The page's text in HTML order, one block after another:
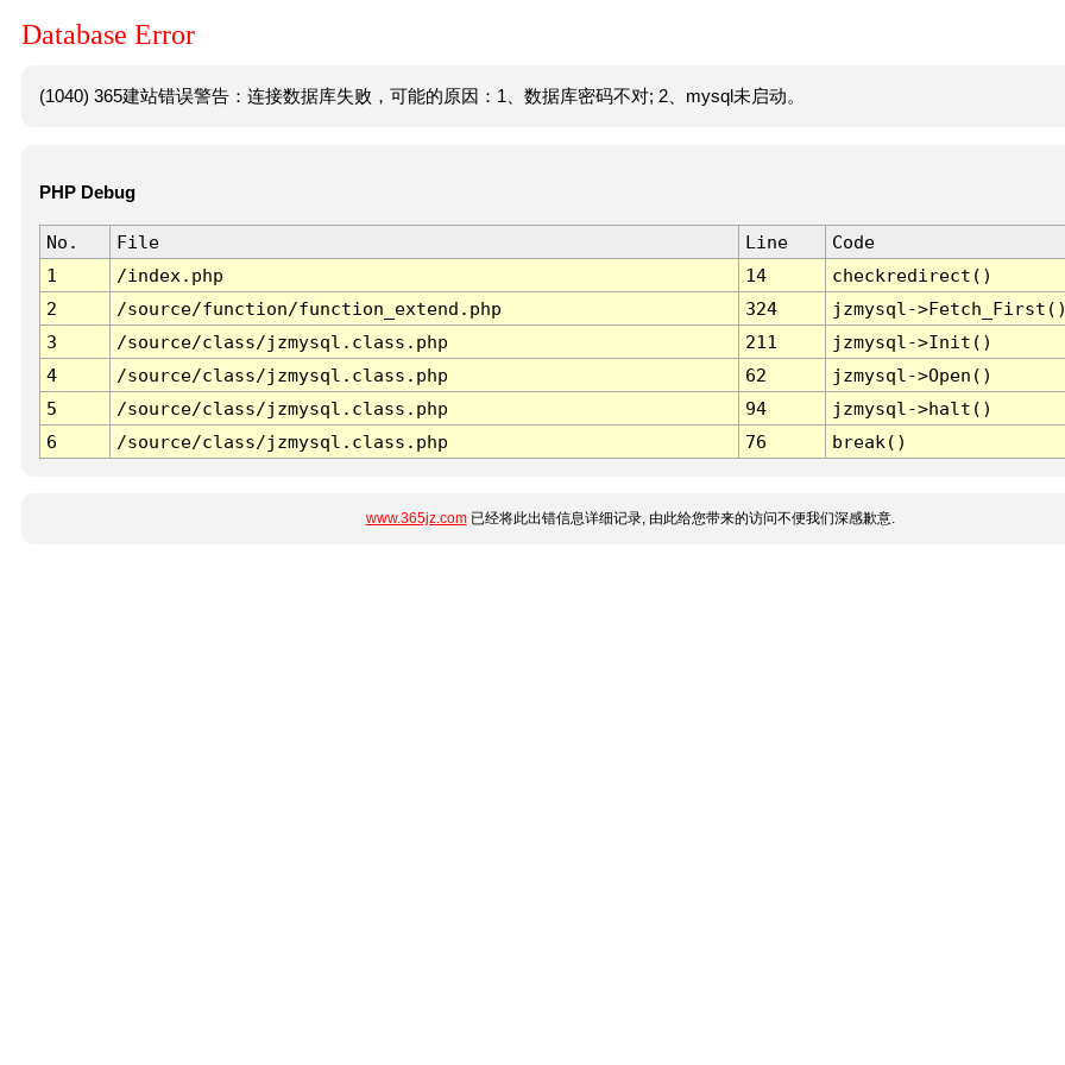
Database Error
(1040) 365建站错误警告：连接数据库失败，可能的原因：1、数据库密码不对; 2、mysql未启动。
PHP Debug
No. File Line
Code
1
/index.php 14
checkredirect()
2
/source/function/function_extend.php 324
jzmysql-
3
/source/class/jzmysql.class.php 211
jzmysql->Init()
4
/source/class/jzmysql.class.php 62
jzmysql->Open()
5
/source/class/jzmysql.class.php 94
jzmysql->halt()
6
/source/class/jzmysql.class.php 76 break()
www.365jz.com已经将此出错信息详细记录, 由此给您带来的访问不便我们深感歉意.